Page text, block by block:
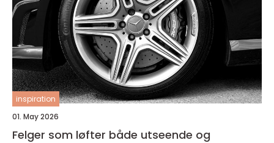
inspiration
01. May 2026
Felger som løfter både utseende og